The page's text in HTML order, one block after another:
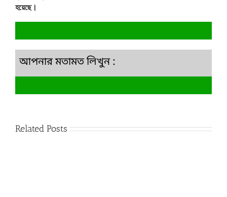
হয়েছে।
আপনার মতামত লিখুন :
Related Posts